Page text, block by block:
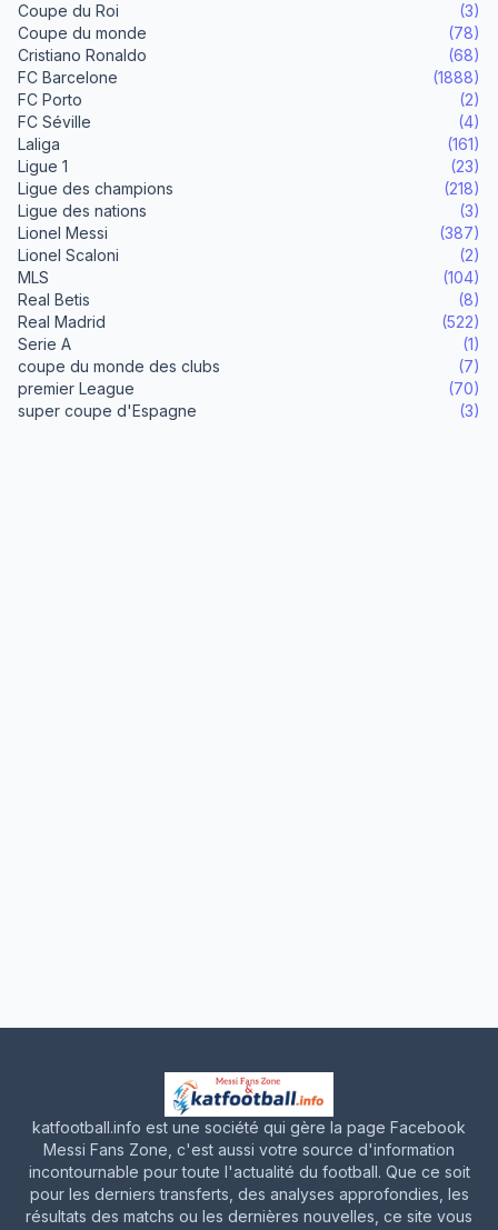
Coupe du Roi
(3)
Coupe du monde
(78)
Cristiano Ronaldo
(68)
FC Barcelone
(1888)
FC Porto
(2)
FC Séville
(4)
Laliga
(161)
Ligue 1
(23)
Ligue des champions
(218)
Ligue des nations
(3)
Lionel Messi
(387)
Lionel Scaloni
(2)
MLS
(104)
Real Betis
(8)
Real Madrid
(522)
Serie A
(1)
coupe du monde des clubs
(7)
premier League
(70)
super coupe d'Espagne
(3)
katfootball.info est une société qui gère la page Facebook
Messi Fans Zone, c'est aussi votre source d'information
incontournable pour toute l'actualité du football. Que ce soit
pour les derniers transferts, des analyses approfondies, les
résultats des matchs ou les dernières nouvelles, ce site vous